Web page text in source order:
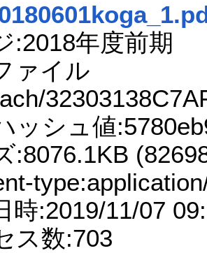
:2018年度前期
ァイル
ッシュ値
:8076.1KB
時:2019/11/07
ス数:703